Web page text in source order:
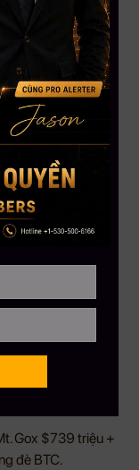
tiêu cực
leo thang quân
giờ tới →
Payrolls
hôm qua theo
giữ dưới $95
Nhưng nếu Iran
4%.
đây không phải
hành động
liquidation, 100-
Gox $739 triệu +
đè BTC.